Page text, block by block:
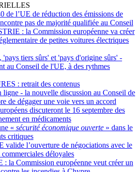
de l’UE de réduction des émissions de
pas de majorité qualifiée au Conseil
: la Commission européenne va créer
de petites voitures électriques
'pays tiers sûrs' et 'pays d'origine sûrs' -
au Conseil de l'UE, à des rythmes
: retrait des contenus
ligne - la nouvelle discussion au Conseil de
de dégager une voie vers un accord
discuteront le 16 septembre des
en médicaments
« sécurité économique ouverte » dans le
critiques
valide l’ouverture de négociations avec le
déloyales
: la Commission européenne veut créer un